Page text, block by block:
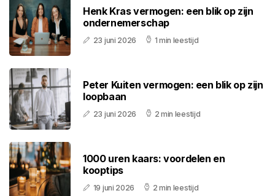
Henk Kras vermogen: een blik op zijn
ondernemerschap
23 juni 2026 1 min leestijd
Peter Kuiten vermogen: een blik op zijn
loopbaan
23 juni 2026 2 min leestijd
1000 uren kaars: voordelen en
kooptips
19 juni 2026 2 min leestijd